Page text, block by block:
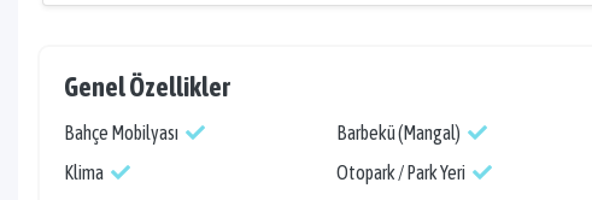
Genel Özellikler
Bahçe Mobilyası Barbekü (Mangal)
Klima
Otopark / Park Yeri